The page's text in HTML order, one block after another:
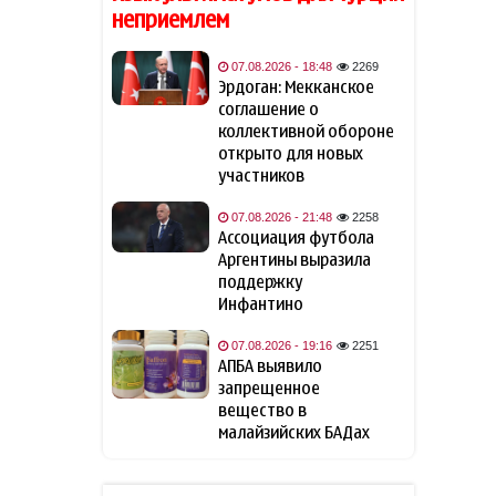
отверг вариант досрочной
отставки Мерца с поста
канцлера
Bloomberg: Украина обещала
США не атаковать
инфраструктуру КТК в
Черном море
09:12
Трамп объявил об
инвестициях в размере $3
млрд в горнодобывающей
отрасли
09:05
МИД Украины отреагировал
на одобрение «адских
санкций» против России
Азербайджан вновь
неприемлем
07.08.2026 - 18:48 2269
Эрдоган: Мекканское
соглашение о
коллективной обороне
открыто для новых
участников
07.08.2026 - 21:48 2258
Ассоциация футбола
Аргентины выразила
поддержку
Инфантино
07.08.2026 - 19:16 2251
АПБА выявило
запрещенное
вещество в
малайзийских БАДах